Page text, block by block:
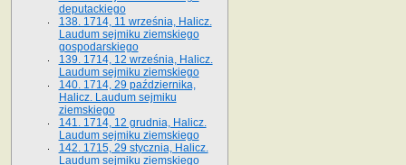
deputackiego
138. 1714, 11 września, Halicz.
Laudum sejmiku ziemskiego
gospodarskiego
139. 1714, 12 września, Halicz.
Laudum sejmiku ziemskiego
140. 1714, 29 października,
Halicz. Laudum sejmiku
ziemskiego
141. 1714, 12 grudnia, Halicz.
Laudum sejmiku ziemskiego
142. 1715, 29 stycznia, Halicz.
Laudum sejmiku ziemskiego